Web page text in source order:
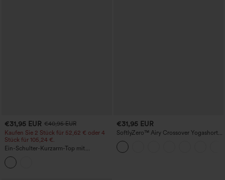
€31,95 EUR €40,95 EUR
Kaufen Sie 2 Stück für 52,62 € oder 4
Stück für 105,24 €.
Ein-Schulter-Kurzarm-Top mit
abgerundetem High-Low-Saum,
integriertem BH, gepunktet, lässig
€31,95 EUR
SoftlyZero™ Airy Crossover Yogashorts
mit hohem Bund, 2-in-1 InstantCool, 3''
mit Taschen